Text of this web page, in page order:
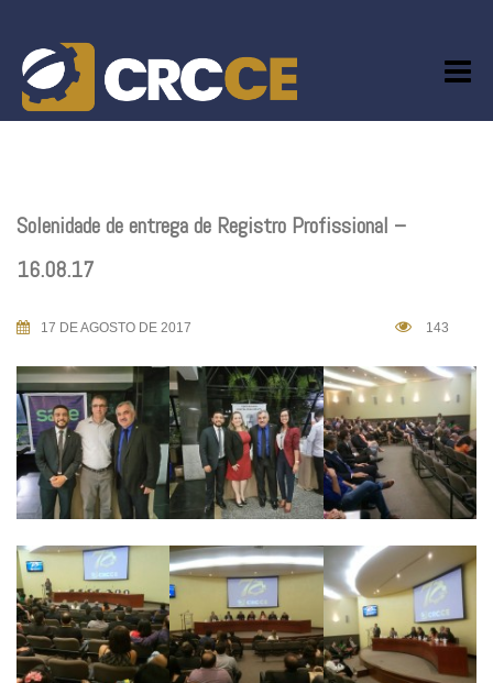
content
Solenidade de entrega de Registro Profissional –
16.08.17
17 DE AGOSTO DE 2017 143